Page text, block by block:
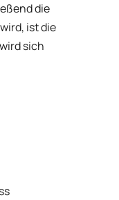
die
ist die
sich